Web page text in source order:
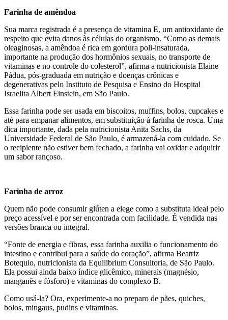
Farinha de amêndoa
Sua marca registrada é a presença de vitamina E, um antioxidante de
respeito que evita danos às células do organismo. “Como as demais
oleaginosas, a amêndoa é rica em gordura poli-insaturada,
importante na produção dos hormônios sexuais, no transporte de
vitaminas e no controle do colesterol”, afirma a nutricionista Elaine
Pádua, pós-graduada em nutrição e doenças crônicas e
degenerativas pelo Instituto de Pesquisa e Ensino do Hospital
Israelita Albert Einstein, em São Paulo.
Essa farinha pode ser usada em biscoitos, muffins, bolos, cupcakes e
até para empanar alimentos, em substituição à farinha de rosca. Uma
dica importante, dada pela nutricionista Anita Sachs, da
Universidade Federal de São Paulo, é armazená-la com cuidado. Se
o recipiente não estiver bem fechado, a farinha vai oxidar e adquirir
um sabor rançoso.
Farinha de arroz
Quem não pode consumir glúten a elege como a substituta ideal pelo
preço acessível e por ser encontrada com facilidade. É vendida nas
versões branca ou integral.
“Fonte de energia e fibras, essa farinha auxilia o funcionamento do
intestino e contribui para a saúde do coração”, afirma Beatriz
Botequio, nutricionista da Equilibrium Consultoria, de São Paulo.
Ela possui ainda baixo índice glicêmico, minerais (magnésio,
manganês e fósforo) e vitaminas do complexo B.
Como usá-la? Ora, experimente-a no preparo de pães, quiches,
bolos, mingaus, pudins e vitaminas.